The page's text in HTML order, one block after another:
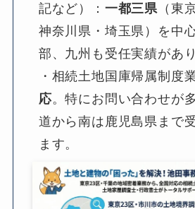
記など）： 一都三県 （東
神奈川県・埼玉県）を中
部、九州も受任実績があり
・相続土地国庫帰属制度
応。特にお問い合わせが
道から南は鹿児島県まで
ます。